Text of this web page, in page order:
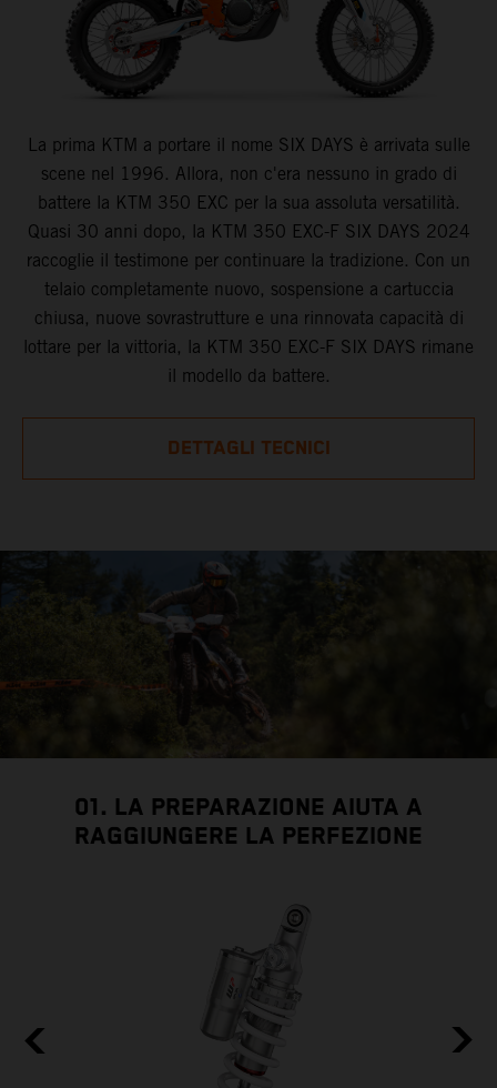
La prima KTM a portare il nome SIX DAYS è arrivata sulle
scene nel 1996. Allora, non c'era nessuno in grado di
battere la KTM 350 EXC per la sua assoluta versatilità.
Quasi 30 anni dopo, la KTM 350 EXC-F SIX DAYS 2024
raccoglie il testimone per continuare la tradizione. Con un
telaio completamente nuovo, sospensione a cartuccia
chiusa, nuove sovrastrutture e una rinnovata capacità di
lottare per la vittoria, la KTM 350 EXC-F SIX DAYS rimane
il modello da battere.
DETTAGLI TECNICI
01. LA PREPARAZIONE AIUTA A
RAGGIUNGERE LA PERFEZIONE